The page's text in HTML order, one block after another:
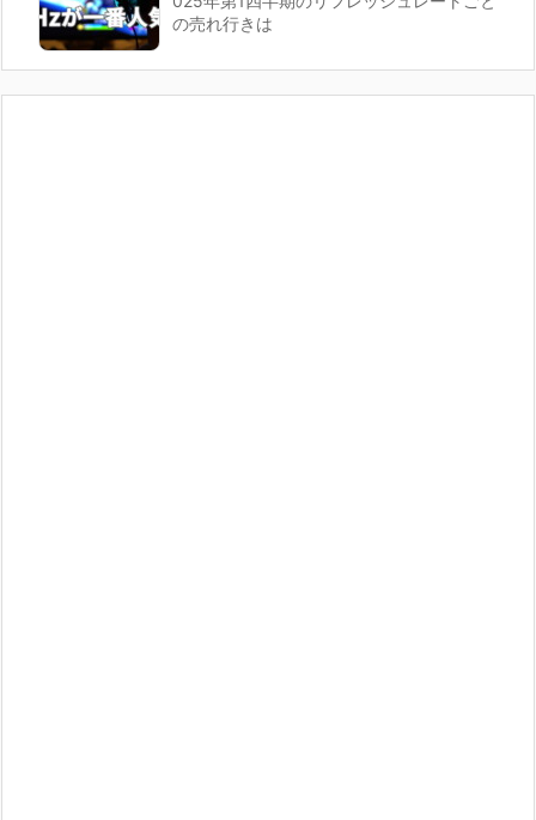
の売れ行きは